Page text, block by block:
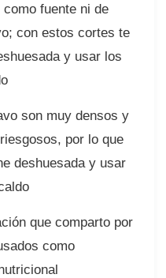
fuente ni de
con estos cortes te
y usar los
son muy densos y
por lo que
deshuesada y usar
que comparto por
como